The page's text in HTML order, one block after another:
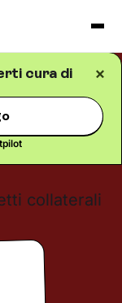
cura di